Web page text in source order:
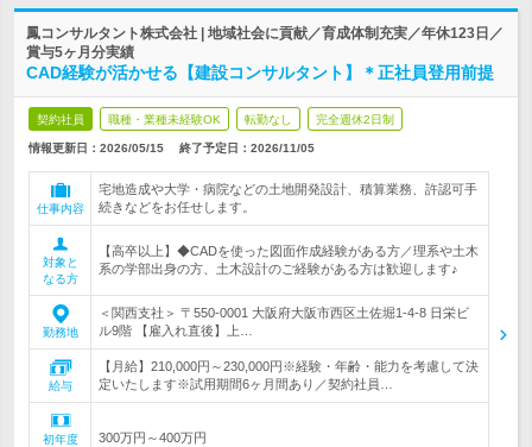
鳳コンサルタント株式会社 | 地域社会に貢献／育成体制充実／年休123日／
賞与5ヶ月分実績
CAD経験が活かせる【建設コンサルタント】＊正社員登用前提
契約社員 職種・業種未経験OK 転勤なし 完全週休2日制
情報更新日：2026/05/15 終了予定日： 2026/11/05
仕事内容
宅地造成や大学・病院などの土地開発設計、積算業務、許認可手
続きなどをお任せします。
対象と
なる方
【高卒以上】◆CADを使った図面作成経験がある方／理系や土木
系の学部出身の方、土木設計のご経験がある方は歓迎します♪
勤務地
＜関西支社＞ 〒550-0001 大阪府大阪市西区土佐堀1-4-8 日栄ビ
ル9階 【雇入れ直後】上…
給与
【月給】210,000円～230,000円※経験・年齢・能力を考慮して決
定いたします※試用期間6ヶ月間あり／契約社員…
初年度
300万円～400万円